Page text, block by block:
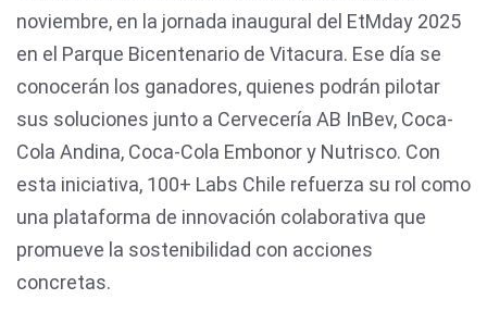
noviembre, en la jornada inaugural del EtMday 2025
en el Parque Bicentenario de Vitacura. Ese día se
conocerán los ganadores, quienes podrán pilotar
sus soluciones junto a Cervecería AB InBev, Coca-
Cola Andina, Coca-Cola Embonor y Nutrisco. Con
esta iniciativa, 100+ Labs Chile refuerza su rol como
una plataforma de innovación colaborativa que
promueve la sostenibilidad con acciones
concretas.